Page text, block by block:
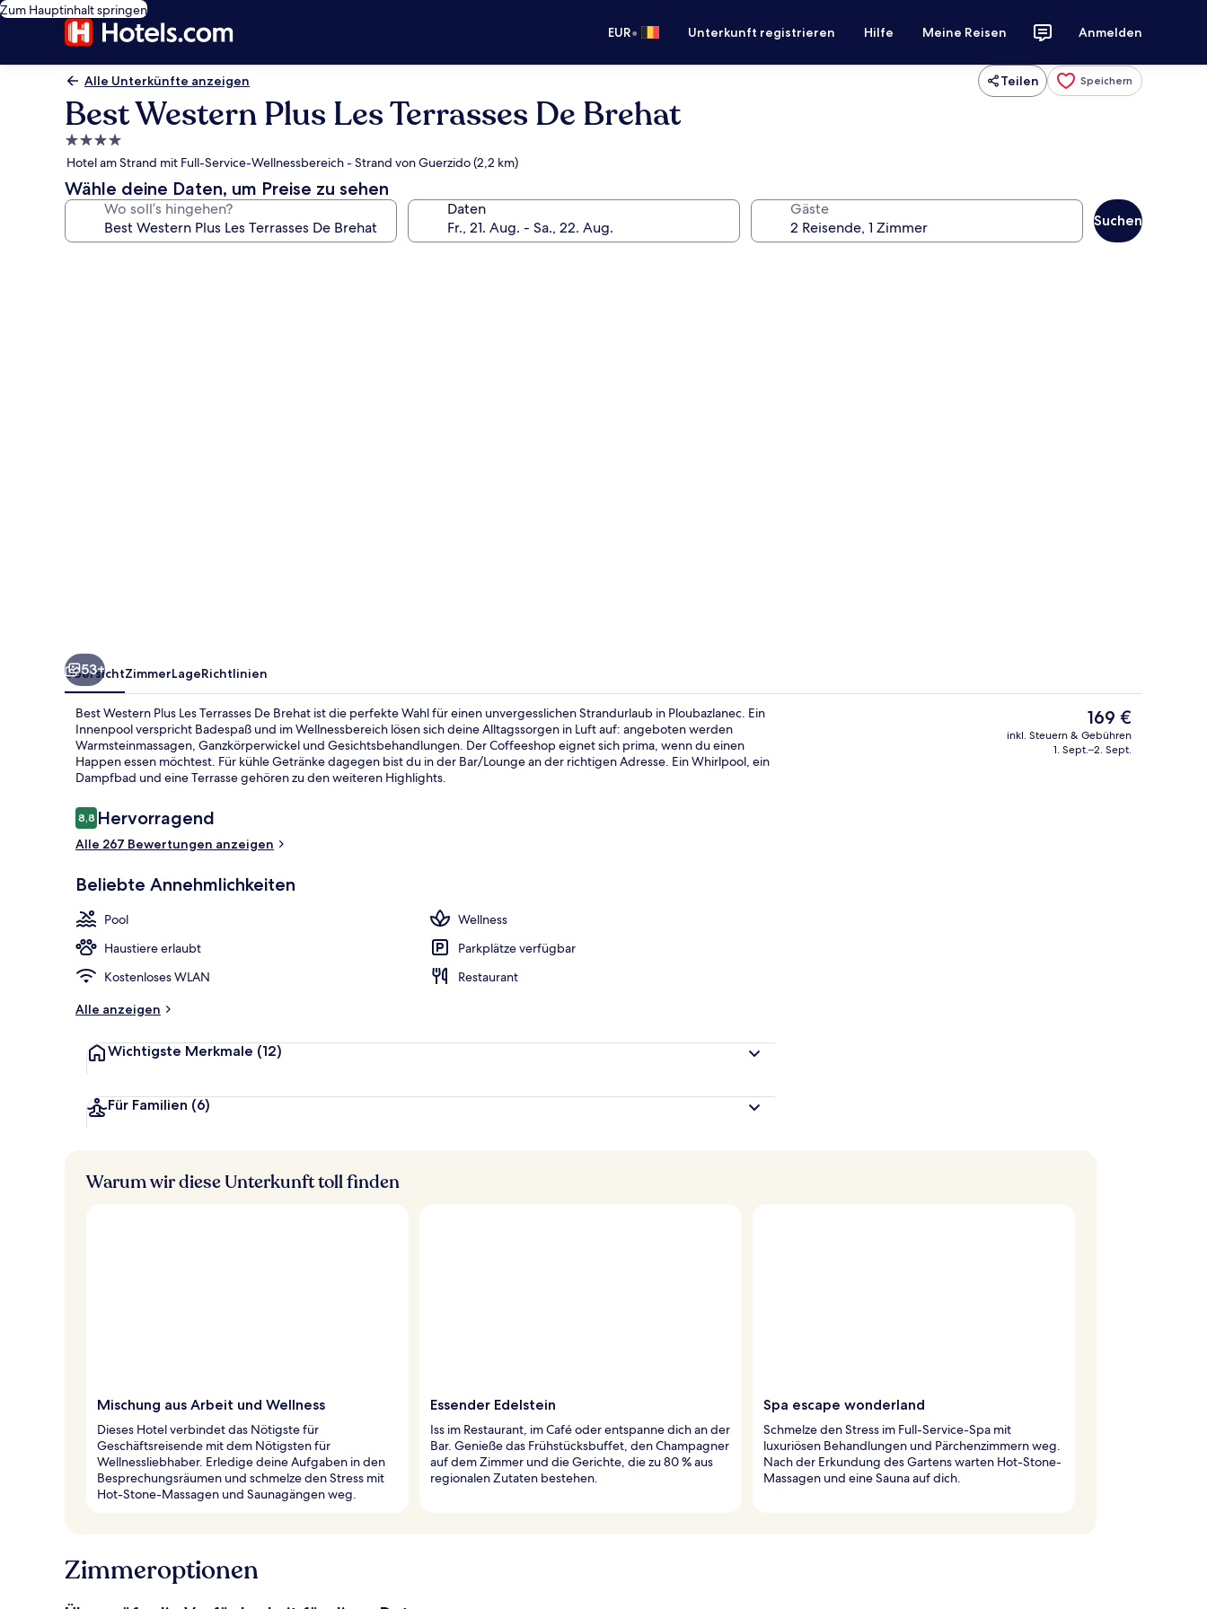
Zum Hauptinhalt springen
EUR• Unterkunft registrieren Hilfe Meine Reisen Anmelden
Alle Unterkünfte anzeigen Teilen Speichern
Best Western Plus Les Terrasses De Brehat
4.0-
Sterne-
Unterkunft
Hotel am Strand mit Full-Service-Wellnessbereich - Strand von Guerzido (2,2 km)
Wähle deine Daten, um Preise zu sehen
Wo soll’s hingehen? Daten Gäste
Suchen
Restaurant
53+
ÜbersichtZimmerLageRichtlinien
Best Western Plus Les Terrasses De Brehat ist die perfekte Wahl für einen unvergesslichen Strandurlaub in Ploubazlanec. Ein
Innenpool verspricht Badespaß und im Wellnessbereich lösen sich deine Alltagssorgen in Luft auf: angeboten werden
Warmsteinmassagen, Ganzkörperwickel und Gesichtsbehandlungen. Der Coffeeshop eignet sich prima, wenn du einen
Happen essen möchtest. Für kühle Getränke dagegen bist du in der Bar/Lounge an der richtigen Adresse. Ein Whirlpool, ein
Dampfbad und eine Terrasse gehören zu den weiteren Highlights.
Bewertungen
8,88,8 von 10.
Hervorragend
Alle 267 Bewertungen anzeigen
Beliebte Annehmlichkeiten
Pool
Wellness
Haustiere erlaubt
Parkplätze verfügbar
Kostenloses WLAN
Restaurant
Alle anzeigen
Wichtigste Merkmale (12)
Für Familien (6)
Der
aktuelle
Preis
169 €
inkl. Steuern & Gebühren
1. Sept.–2. Sept.
Warum wir diese Unterkunft toll finden
Mischung aus Arbeit und Wellness
Dieses Hotel verbindet das Nötigste für
Geschäftsreisende mit dem Nötigsten für
Wellnessliebhaber. Erledige deine Aufgaben in den
Besprechungsräumen und schmelze den Stress mit
Hot-Stone-Massagen und Saunagängen weg.
Essender Edelstein
Iss im Restaurant, im Café oder entspanne dich an der
Bar. Genieße das Frühstücksbuffet, den Champagner
auf dem Zimmer und die Gerichte, die zu 80 % aus
regionalen Zutaten bestehen.
Spa escape wonderland
Schmelze den Stress im Full-Service-Spa mit
luxuriösen Behandlungen und Pärchenzimmern weg.
Nach der Erkundung des Gartens warten Hot-Stone-
Massagen und eine Sauna auf dich.
Zimmeroptionen